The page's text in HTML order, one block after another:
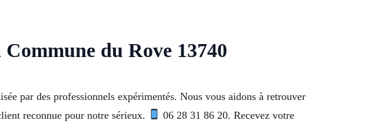
du Rove 13740
par des professionnels expérimentés. Nous vous aidons à retrouver
reconnue pour notre sérieux.
06 28 31 86 20. Recevez votre